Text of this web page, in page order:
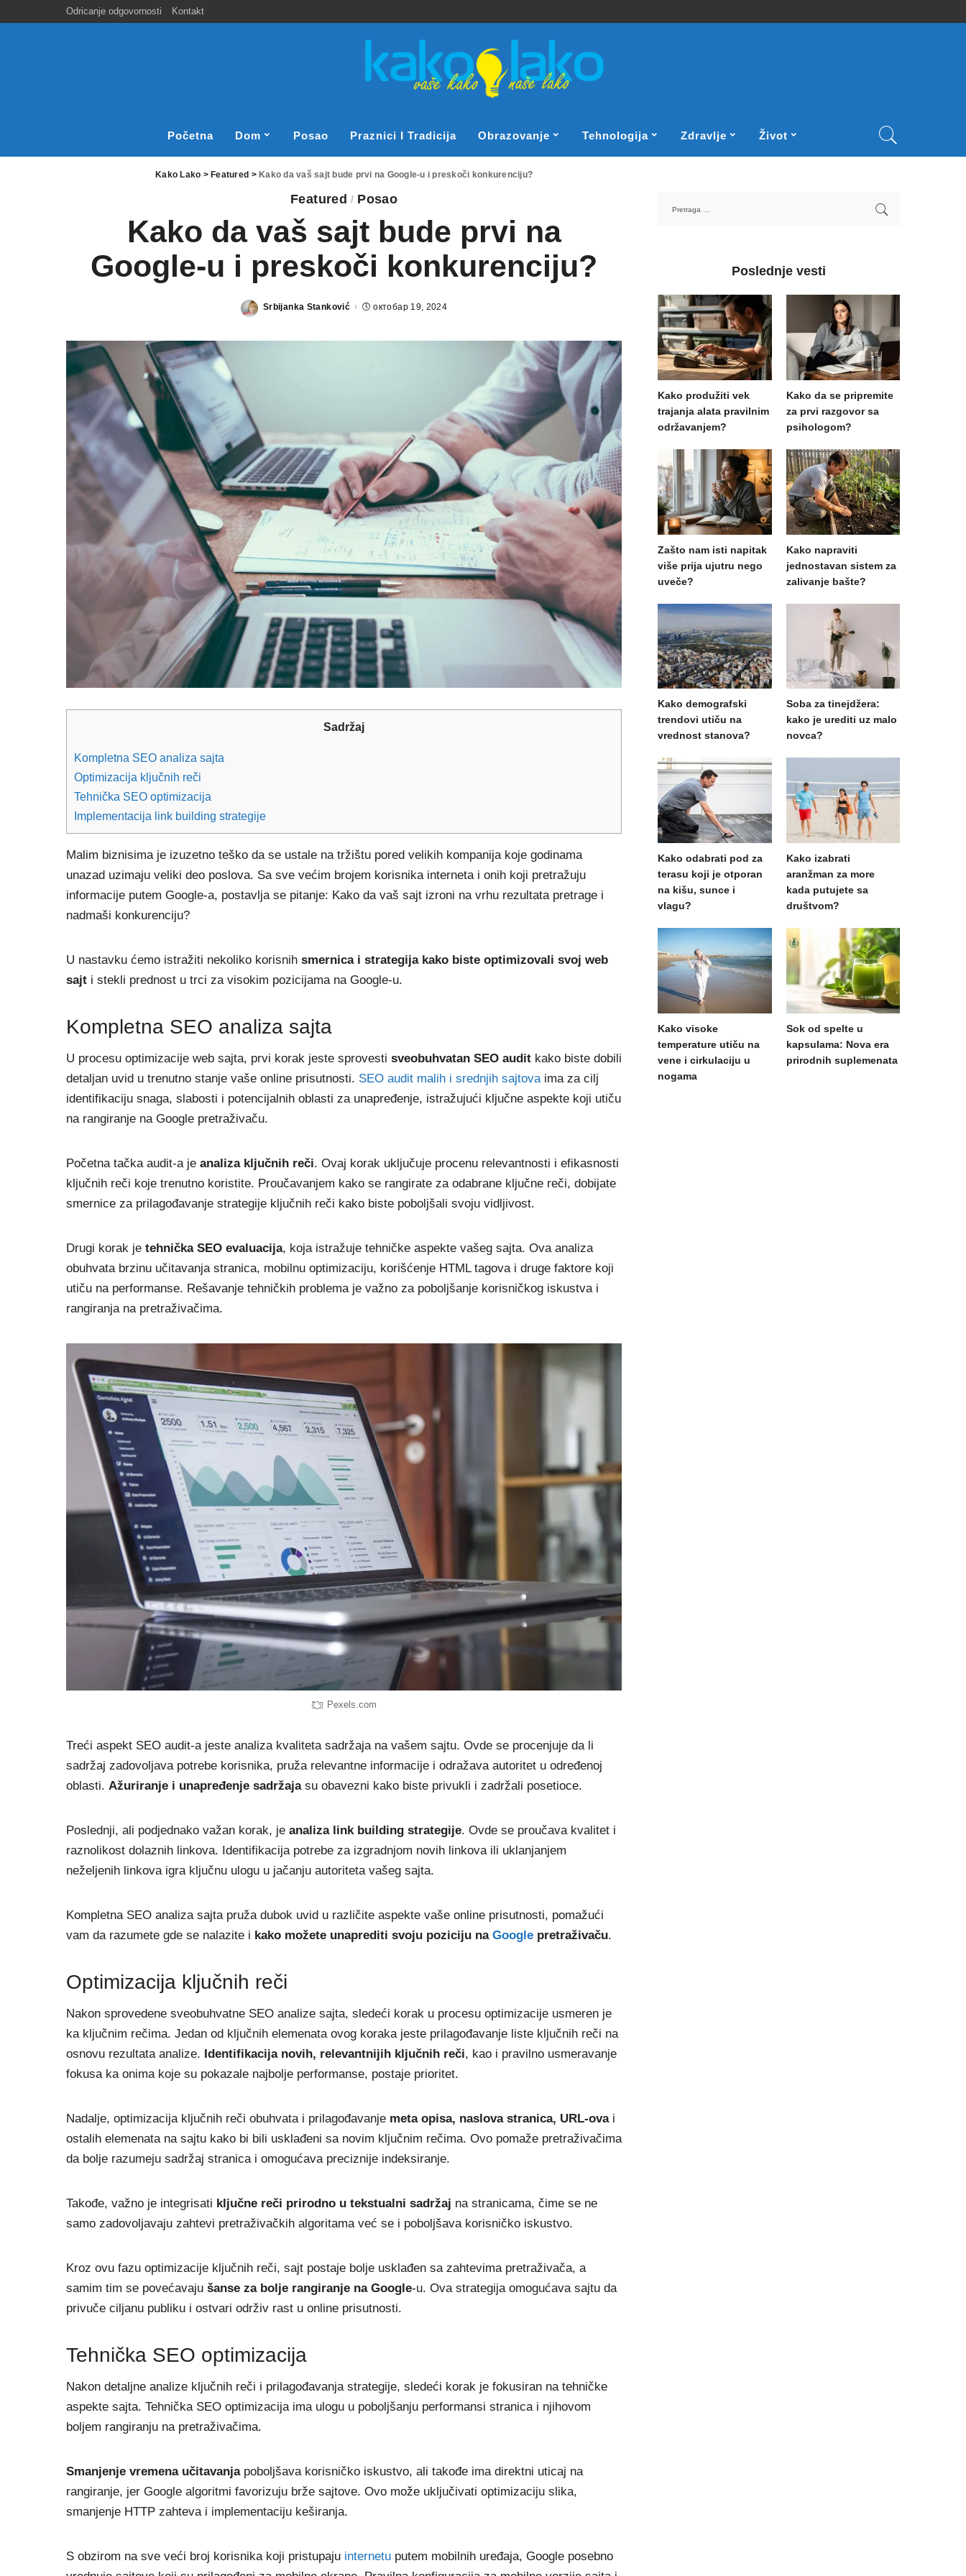
Odricanje odgovornosti Kontakt
Početna Dom Posao Praznici I Tradicija Obrazovanje Tehnologija Zdravlje Život
Kako Lako > Featured > Kako da vaš sajt bude prvi na Google-u i preskoči konkurenciju?
Featured Posao
Kako da vaš sajt bude prvi na
Google-u i preskoči konkurenciju?
Posted
Srbijanka Stanković октобар 19, 2024
Sadržaj
Kompletna SEO analiza sajta
Optimizacija ključnih reči
Tehnička SEO optimizacija
Implementacija link building strategije
Malim biznisima je izuzetno teško da se ustale na tržištu pored velikih kompanija koje godinama
unazad uzimaju veliki deo poslova. Sa sve većim brojem korisnika interneta i onih koji pretražuju
informacije putem Google-a, postavlja se pitanje: Kako da vaš sajt izroni na vrhu rezultata pretrage i
nadmaši konkurenciju?
U nastavku ćemo istražiti nekoliko korisnih smernica i strategija kako biste optimizovali svoj web
sajt i stekli prednost u trci za visokim pozicijama na Google-u.
Kompletna SEO analiza sajta
U procesu optimizacije web sajta, prvi korak jeste sprovesti sveobuhvatan SEO audit kako biste dobili
detaljan uvid u trenutno stanje vaše online prisutnosti. SEO audit malih i srednjih sajtova ima za cilj
identifikaciju snaga, slabosti i potencijalnih oblasti za unapređenje, istražujući ključne aspekte koji utiču
na rangiranje na Google pretraživaču.
Početna tačka audit-a je analiza ključnih reči. Ovaj korak uključuje procenu relevantnosti i efikasnosti
ključnih reči koje trenutno koristite. Proučavanjem kako se rangirate za odabrane ključne reči, dobijate
smernice za prilagođavanje strategije ključnih reči kako biste poboljšali svoju vidljivost.
Drugi korak je tehnička SEO evaluacija, koja istražuje tehničke aspekte vašeg sajta. Ova analiza
obuhvata brzinu učitavanja stranica, mobilnu optimizaciju, korišćenje HTML tagova i druge faktore koji
utiču na performanse. Rešavanje tehničkih problema je važno za poboljšanje korisničkog iskustva i
rangiranja na pretraživačima.
Pexels.com
Treći aspekt SEO audit-a jeste analiza kvaliteta sadržaja na vašem sajtu. Ovde se procenjuje da li
sadržaj zadovoljava potrebe korisnika, pruža relevantne informacije i odražava autoritet u određenoj
oblasti. Ažuriranje i unapređenje sadržajasu obavezni kako biste privukli i zadržali posetioce.
Poslednji, ali podjednako važan korak, je analiza link building strategije. Ovde se proučava kvalitet i
raznolikost dolaznih linkova. Identifikacija potrebe za izgradnjom novih linkova ili uklanjanjem
neželjenih linkova igra ključnu ulogu u jačanju autoriteta vašeg sajta.
Kompletna SEO analiza sajta pruža dubok uvid u različite aspekte vaše online prisutnosti, pomažući
vam da razumete gde se nalazite i kako možete unaprediti svoju poziciju na Google pretraživaču.
Optimizacija ključnih reči
Nakon sprovedene sveobuhvatne SEO analize sajta, sledeći korak u procesu optimizacije usmeren je
ka ključnim rečima. Jedan od ključnih elemenata ovog koraka jeste prilagođavanje liste ključnih reči na
osnovu rezultata analize. Identifikacija novih, relevantnijih ključnih reči, kao i pravilno usmeravanje
fokusa ka onima koje su pokazale najbolje performanse, postaje prioritet.
Nadalje, optimizacija ključnih reči obuhvata i prilagođavanje meta opisa, naslova stranica, URL-ovai
ostalih elemenata na sajtu kako bi bili usklađeni sa novim ključnim rečima. Ovo pomaže pretraživačima
da bolje razumeju sadržaj stranica i omogućava preciznije indeksiranje.
Takođe, važno je integrisati ključne reči prirodno u tekstualni sadržaj na stranicama, čime se ne
samo zadovoljavaju zahtevi pretraživačkih algoritama već se i poboljšava korisničko iskustvo.
Kroz ovu fazu optimizacije ključnih reči, sajt postaje bolje usklađen sa zahtevima pretraživača, a
samim tim se povećavaju šanse za bolje rangiranje na Google-u. Ova strategija omogućava sajtu da
privuče ciljanu publiku i ostvari održiv rast u online prisutnosti.
Tehnička SEO optimizacija
Nakon detaljne analize ključnih reči i prilagođavanja strategije, sledeći korak je fokusiran na tehničke
aspekte sajta. Tehnička SEO optimizacija ima ulogu u poboljšanju performansi stranica i njihovom
boljem rangiranju na pretraživačima.
Smanjenje vremena učitavanjapoboljšava korisničko iskustvo, ali takođe ima direktni uticaj na
rangiranje, jer Google algoritmi favorizuju brže sajtove. Ovo može uključivati optimizaciju slika,
smanjenje HTTP zahteva i implementaciju keširanja.
S obzirom na sve veći broj korisnika koji pristupaju internetu putem mobilnih uređaja, Google posebno
Poslednje vesti
Kako produžiti vek
trajanja alata pravilnim
održavanjem?
Kako da se pripremite
za prvi razgovor sa
psihologom?
Zašto nam isti napitak
više prija ujutru nego
uveče?
Kako napraviti
jednostavan sistem za
zalivanje bašte?
Kako demografski
trendovi utiču na
vrednost stanova?
Soba za tinejdžera:
kako je urediti uz malo
novca?
Kako odabrati pod za
terasu koji je otporan
na kišu, sunce i
vlagu?
Kako izabrati
aranžman za more
kada putujete sa
društvom?
Kako visoke
temperature utiču na
vene i cirkulaciju u
nogama
Sok od spelte u
kapsulama: Nova era
prirodnih suplemenata